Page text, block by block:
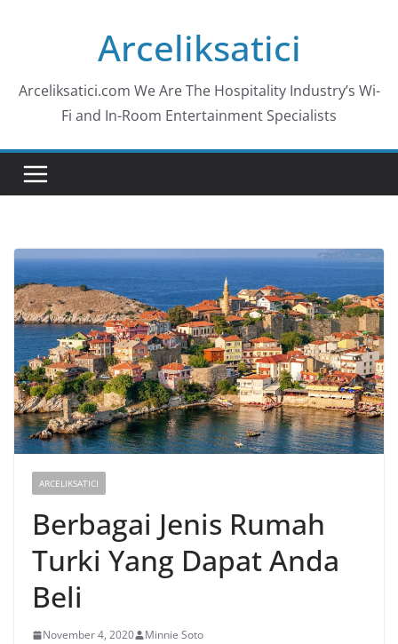
Arceliksatici
Arceliksatici.com We Are The Hospitality Industry’s Wi-
Fi and In-Room Entertainment Specialists
ARCELIKSATICI
Berbagai Jenis Rumah
Turki Yang Dapat Anda
Beli
November 4, 2020 Minnie Soto